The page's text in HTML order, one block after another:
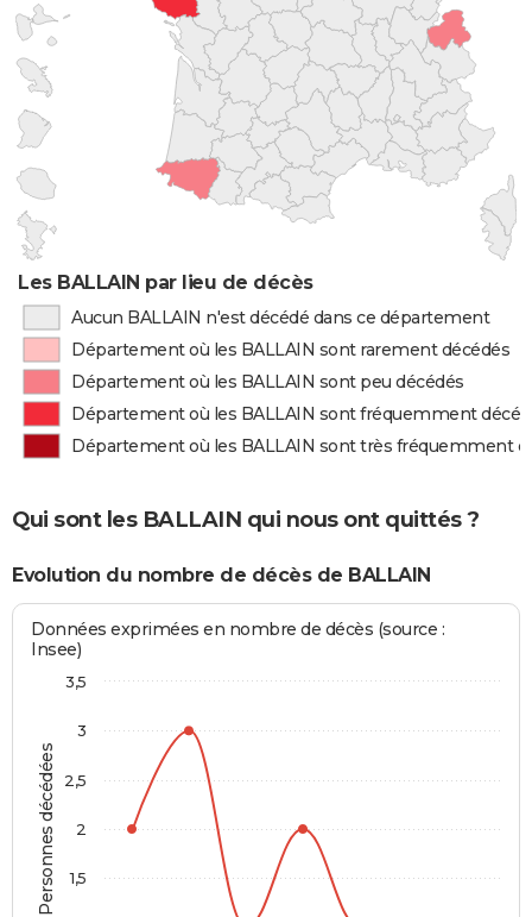
Les BALLAIN par lieu de décès
Aucun BALLAIN n'est décédé dans ce département
Département où les BALLAIN sont rarement décédés
Département où les BALLAIN sont peu décédés
Département où les BALLAIN sont fréquemment
Département où les BALLAIN sont très fréquemment
Qui sont les BALLAIN qui nous ont quittés ?
Evolution du nombre de décès de BALLAIN
Personnes décédées
Données exprimées en nombre de décès (source :
Insee)
1,5
2
2,5
3
3,5